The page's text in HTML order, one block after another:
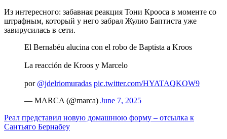
Из интересного: забавная реакция Тони Крооса в моменте со
штрафным, который у него забрал Жулио Баптиста уже
завирусилась в сети.
El Bernabéu alucina con el robo de Baptista a Kroos
La reacción de Kroos y Marcelo
por @jdelriomuradas pic.twitter.com/HYATAQKOW9
— MARCA (@marca) June 7, 2025
Реал представил новую домашнюю форму – отсылка к
Сантьяго Бернабеу